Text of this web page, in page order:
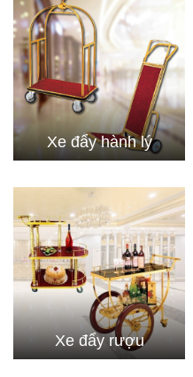
Xe đẩy hành lý
Xe đẩy rượu